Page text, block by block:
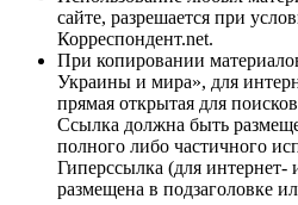
сайте, разрешается при
Корреспондент.net.
При копировании
Украины и мира», для
прямая открытая для
Ссылка должна быть
полного либо частичного
Гиперссылка (для
размещена в подзаголовке